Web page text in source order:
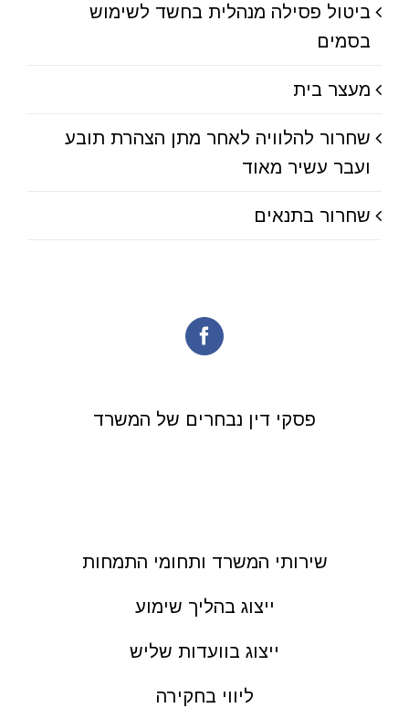
ביטול פסילה מנהלית בחשד לשימוש
בסמים
מעצר בית
שחרור להלוויה לאחר מתן הצהרת תובע
ועבר עשיר מאוד
שחרור בתנאים
פסקי דין נבחרים של המשרד
שירותי המשרד ותחומי התמחות
ייצוג בהליך שימוע
ייצוג בוועדות שליש
ליווי בחקירה